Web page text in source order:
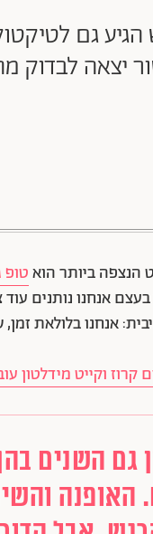
גם
יצאה לבדוק
הנצפה ביותר הואטופ
אנחנו בלולאת זמן,
וקייט מידלטון
גם השנים
האופנה